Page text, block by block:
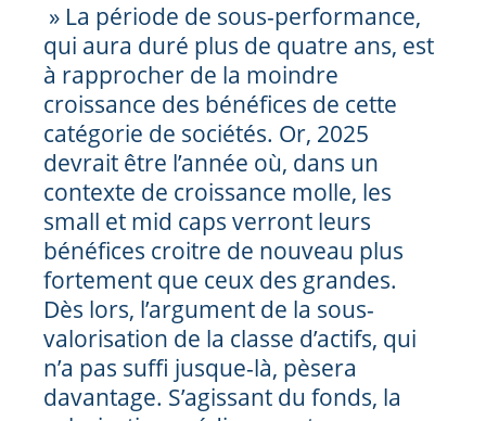
» La période de sous-performance,
qui aura duré plus de quatre ans, est
à rapprocher de la moindre
croissance des bénéfices de cette
catégorie de sociétés. Or, 2025
devrait être l’année où, dans un
contexte de croissance molle, les
small et mid caps verront leurs
bénéfices croitre de nouveau plus
fortement que ceux des grandes.
Dès lors, l’argument de la sous-
valorisation de la classe d’actifs, qui
n’a pas suffi jusque-là, pèsera
davantage. S’agissant du fonds, la